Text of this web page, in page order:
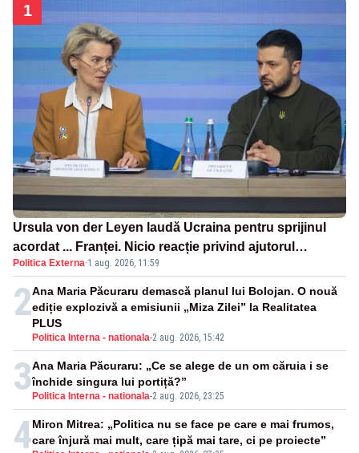
1
Ursula von der Leyen laudă Ucraina pentru sprijinul
acordat ... Franței. Nicio reacție privind ajutorul
energetic promis României
Politica Externa·1 aug. 2026, 11:59
2
Politica Interna - nationala-2 aug. 2026, 15:42
Ana Maria Păcuraru demască planul lui Bolojan. O nouă
ediție explozivă a emisiunii „Miza Zilei” la Realitatea
PLUS
3 Politica Interna - nationala-2 aug. 2026, 23:25
Ana Maria Păcuraru: „Ce se alege de un om căruia i se
închide singura lui portiță?”
4Miron Mitrea: „Politica nu se face pe care e mai frumos,
care înjură mai mult, care țipă mai tare, ci pe proiecte”